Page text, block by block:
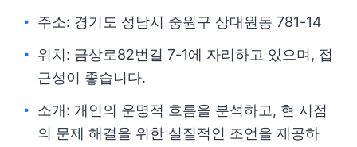
주소: 경기도 성남시 중원구 상대원동 781-14
위치: 금상로82번길 7-1에 자리하고 있으며, 접
근성이 좋습니다.
소개: 개인의 운명적 흐름을 분석하고, 현 시점
의 문제 해결을 위한 실질적인 조언을 제공하